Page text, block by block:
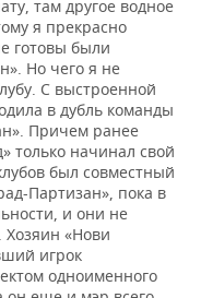
там другое водное
я прекрасно
готовы были
Но чего я не
С выстроенной
в дубль команды
Причем ранее
только начинал свой
был совместный
Партизан», пока в
и они не
Хозяин «Нови
игрок
одноименного